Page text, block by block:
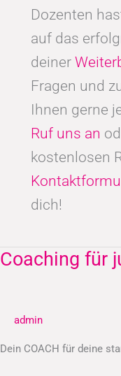
Dozenten
auf das
deiner
Fragen und
Ihnen gerne
Ruf uns an
kostenlosen
dich!
Coaching für
admin
Dein COACH für deine
Coaching
Leute